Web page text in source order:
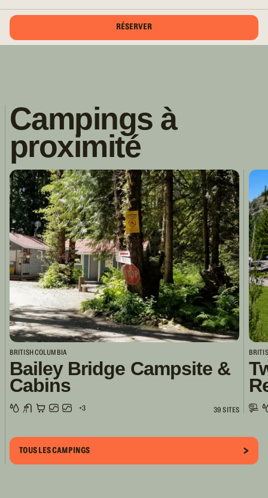
RÉSERVER
Campings à
proximité
BRITISH COLUMBIA
Bailey Bridge Campsite &
Cabins
+3 39 SITES
TOUS LES CAMPINGS